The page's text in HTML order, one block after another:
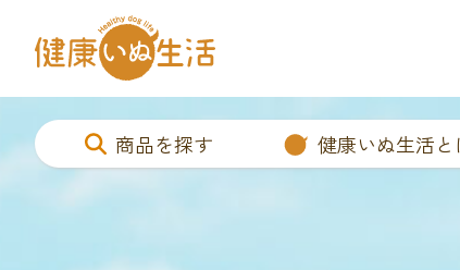
商品を探す 健康いぬ生活と